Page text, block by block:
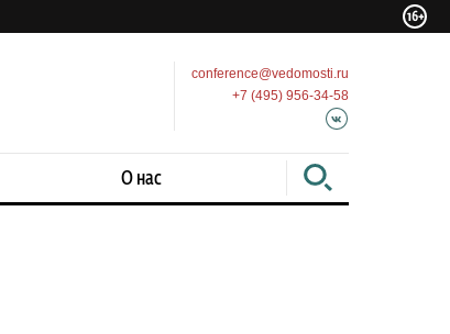
conference@vedomosti.ru
+7 (495) 956-34-58
О нас